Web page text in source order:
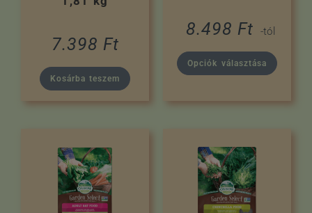
7.398 Ft
Kosárba teszem
8.498 Ft -tól
Opciók választása